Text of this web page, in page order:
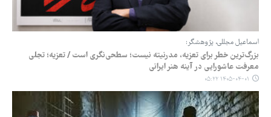
اسماعیل مجللی، پژوهشگر:
بزرگ‌ترین خطر برای تعزیه، مدرنیته نیست؛ سطحی‌نگری است / تعزیه؛ تجلی
معرفت عاشورایی در آینه هنر ایرانی
۱۴۰۵-۰۴-۰۱ ۰۵:۲۲